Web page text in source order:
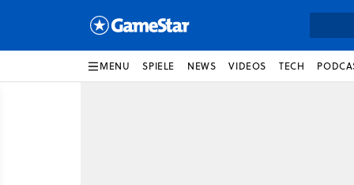
MENU SPIELE NEWS VIDEOS TECH